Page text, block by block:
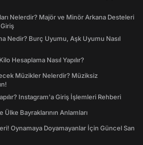
Nelerdir? Majör ve Minör Arkana Desteleri
Giriş
Nedir? Burç Uyumu, Aşk Uyumu Nasıl
Hesaplama Nasıl Yapılır?
Müzikler Nelerdir? Müziksiz
Instagram'a Giriş İşlemleri Rehberi
Ülke Bayraklarının Anlamları
Oynamaya Doyamayanlar İçin Güncel San